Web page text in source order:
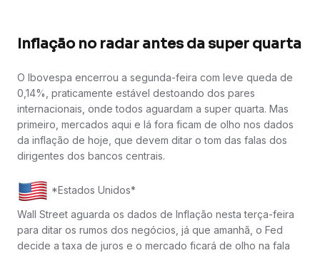
Inflação no radar antes da super quarta
O Ibovespa encerrou a segunda-feira com leve queda de
0,14%, praticamente estável destoando dos pares
internacionais, onde todos aguardam a super quarta. Mas
primeiro, mercados aqui e lá fora ficam de olho nos dados
da inflação de hoje, que devem ditar o tom das falas dos
dirigentes dos bancos centrais.
*Estados Unidos*
Wall Street aguarda os dados de Inflação nesta terça-feira
para ditar os rumos dos negócios, já que amanhã, o Fed
decide a taxa de juros e o mercado ficará de olho na fala